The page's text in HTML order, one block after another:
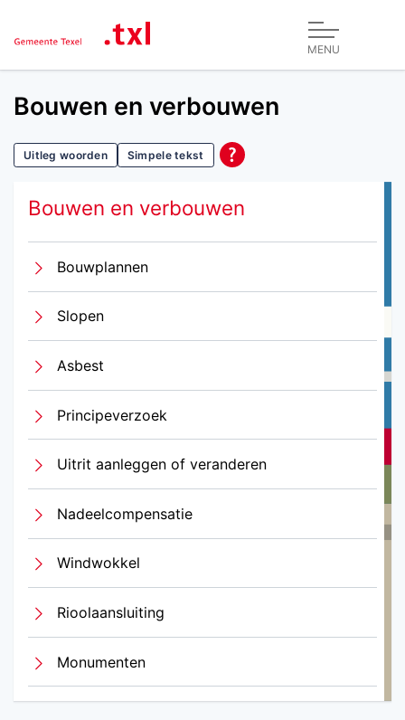
MENU
Bouwen en verbouwen
Uitleg woorden Simpele tekst
Bouwen en verbouwen
Bouwplannen
Slopen
Asbest
Principeverzoek
Uitrit aanleggen of veranderen
Nadeelcompensatie
Windwokkel
Rioolaansluiting
Monumenten